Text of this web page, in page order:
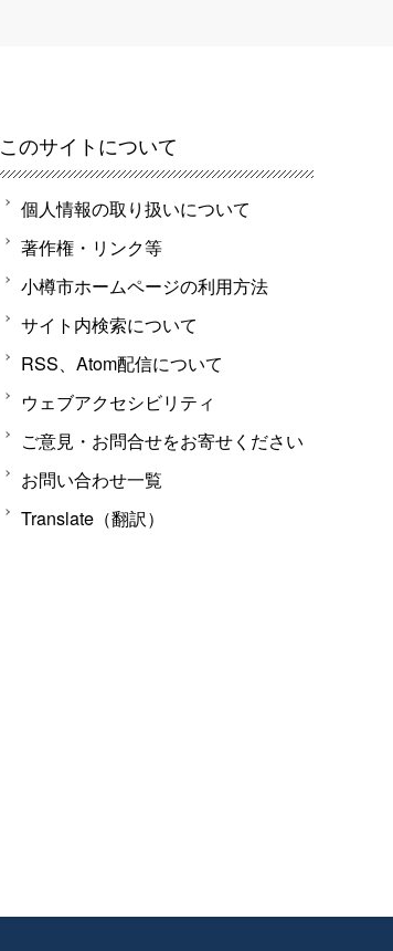
このサイトについて
個人情報の取り扱いについて
著作権・リンク等
小樽市ホームページの利用方法
サイト内検索について
RSS、Atom配信について
ウェブアクセシビリティ
ご意見・お問合せをお寄せください
お問い合わせ一覧
Translate（翻訳）